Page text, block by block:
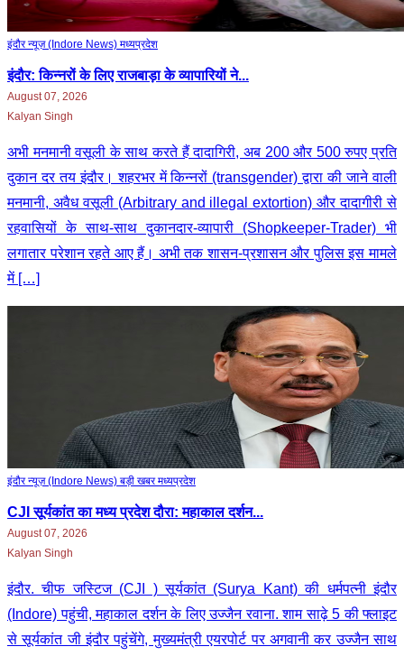
इंदौर न्यूज़ (Indore News) मध्‍यप्रदेश
इंदौर: किन्नरों के लिए राजबाड़ा के व्यापारियों ने...
August 07, 2026
Kalyan Singh
अभी मनमानी वसूली के साथ करते हैं दादागिरी, अब 200 और 500 रुपए प्रति
दुकान दर तय इंदौर। शहरभर में किन्नरों (transgender) द्वारा की जाने वाली
मनमानी, अवैध वसूली (Arbitrary and illegal extortion) और दादागीरी से
रहवासियों के साथ-साथ दुकानदार-व्यापारी (Shopkeeper-Trader) भी
लगातार परेशान रहते आए हैं। अभी तक शासन-प्रशासन और पुलिस इस मामले
में […]
इंदौर न्यूज़ (Indore News) बड़ी खबरमध्‍यप्रदेश
CJI सूर्यकांत का मध्य प्रदेश दौरा: महाकाल दर्शन...
August 07, 2026
Kalyan Singh
इंदौर. चीफ जस्टिज (CJI ) सूर्यकांत (Surya Kant) की धर्मपत्नी इंदौर
(Indore) पहुंची, महाकाल दर्शन के लिए उज्जैन रवाना. शाम साढ़े 5 की फ्लाइट
से सूर्यकांत जी इंदौर पहुंचेंगे, मुख्यमंत्री एयरपोर्ट पर अगवानी कर उज्जैन साथ